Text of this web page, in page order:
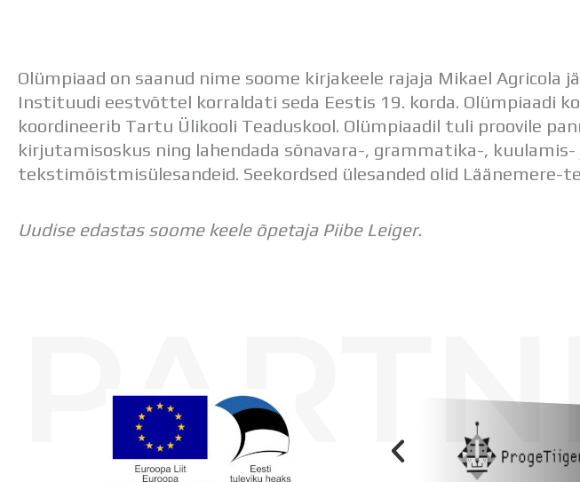
Olümpiaad on saanud nime soome kirjakeele rajaja Mikael Agricola
Instituudi eestvõttel korraldati seda Eestis 19. korda. Olümpiaadi
koordineerib Tartu Ülikooli Teaduskool. Olümpiaadil tuli proovile
kirjutamisoskus ning lahendada sõnavara-, grammatika-, kuulamis-
tekstimõistmisülesandeid. Seekordsed ülesanded olid Läänemere-
Uudise edastas soome keele õpetaja Piibe Leiger.